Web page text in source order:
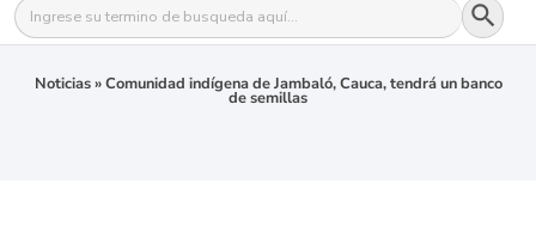
Noticias»Comunidad indígena de Jambaló, Cauca, tendrá un banco
de semillas